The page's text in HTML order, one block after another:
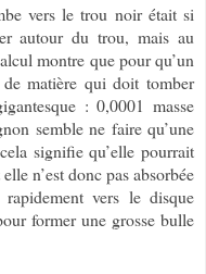
vers le trou noir était si
autour du trou, mais au
montre que pour qu’un
matière qui doit tomber
: 0,0001 masse
semble ne faire qu’une
signifie qu’elle pourrait
n’est donc pas absorbée
vers le disque
former une grosse bulle